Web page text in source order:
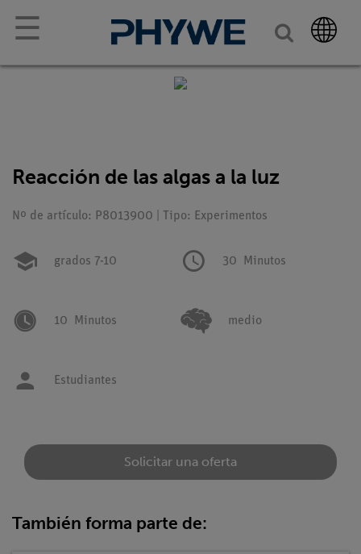
☰
Reacción de las algas a la luz
Nº de artículo: P8013900 | Tipo: Experimentos
grados 7-10 30 Minutos
10 Minutos medio
Estudiantes
Solicitar una oferta
También forma parte de: